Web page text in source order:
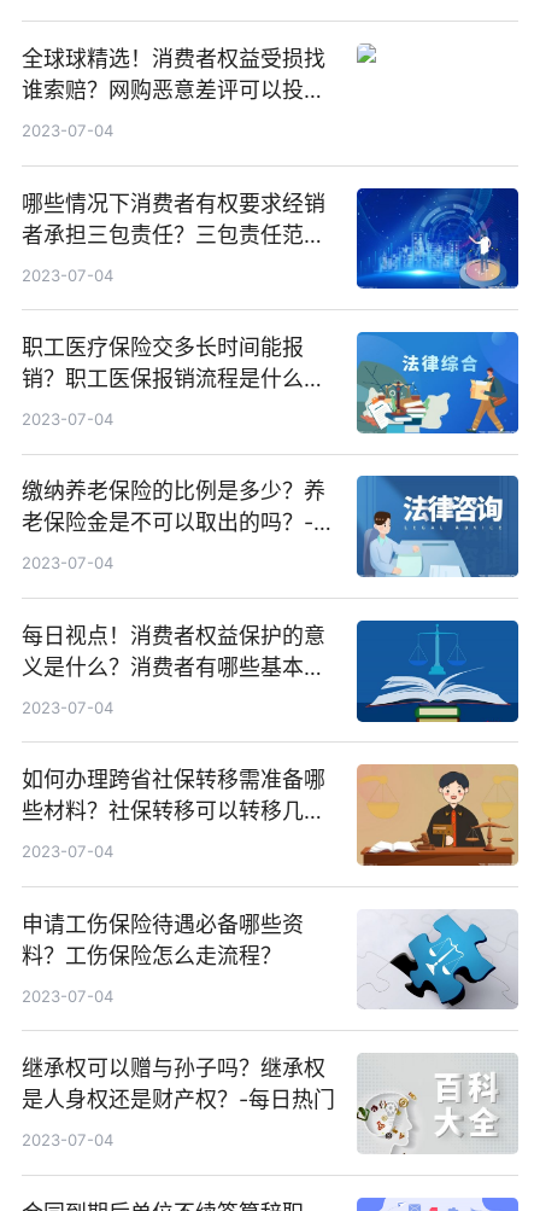
全球球精选！消费者权益受损找
谁索赔？网购恶意差评可以投诉
吗？
2023-07-04
哪些情况下消费者有权要求经销
者承担三包责任？三包责任范围
有哪些？ 速看
2023-07-04
职工医疗保险交多长时间能报
销？职工医保报销流程是什么？
当前速讯
2023-07-04
缴纳养老保险的比例是多少？养
老保险金是不可以取出的吗？-当
前动态
2023-07-04
每日视点！消费者权益保护的意
义是什么？消费者有哪些基本权
利？
2023-07-04
如何办理跨省社保转移需准备哪
些材料？社保转移可以转移几
次？
2023-07-04
申请工伤保险待遇必备哪些资
料？工伤保险怎么走流程？
2023-07-04
继承权可以赠与孙子吗？继承权
是人身权还是财产权？-每日热门
2023-07-04